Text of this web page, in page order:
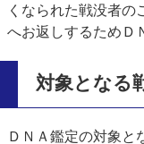
くなられた戦没者の
へお返しするためＤ
対象となる
ＤＮＡ鑑定の対象と